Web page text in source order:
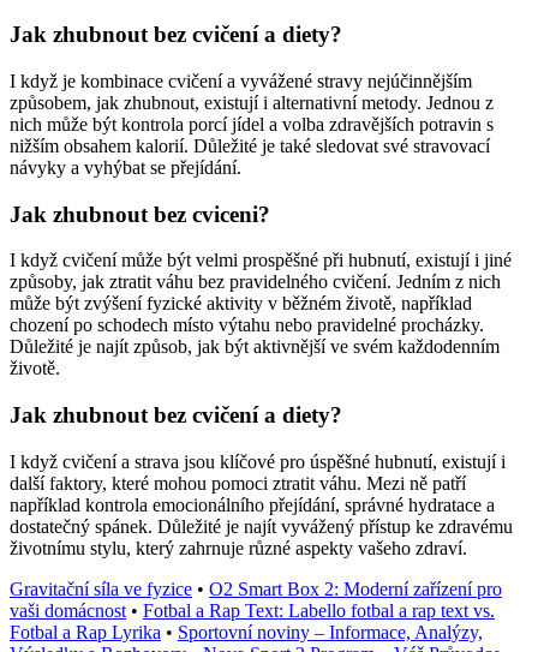
Jak zhubnout bez cvičení a diety?
I když je kombinace cvičení a vyvážené stravy nejúčinnějším
způsobem, jak zhubnout, existují i alternativní metody. Jednou z
nich může být kontrola porcí jídel a volba zdravějších potravin s
nižším obsahem kalorií. Důležité je také sledovat své stravovací
návyky a vyhýbat se přejídání.
Jak zhubnout bez cviceni?
I když cvičení může být velmi prospěšné při hubnutí, existují i jiné
způsoby, jak ztratit váhu bez pravidelného cvičení. Jedním z nich
může být zvýšení fyzické aktivity v běžném životě, například
chození po schodech místo výtahu nebo pravidelné procházky.
Důležité je najít způsob, jak být aktivnější ve svém každodenním
životě.
Jak zhubnout bez cvičení a diety?
I když cvičení a strava jsou klíčové pro úspěšné hubnutí, existují i
další faktory, které mohou pomoci ztratit váhu. Mezi ně patří
například kontrola emocionálního přejídání, správné hydratace a
dostatečný spánek. Důležité je najít vyvážený přístup ke zdravému
životnímu stylu, který zahrnuje různé aspekty vašeho zdraví.
Gravitační síla ve fyzice • O2 Smart Box 2: Moderní zařízení pro
vaši domácnost • Fotbal a Rap Text: Labello fotbal a rap text vs.
Fotbal a Rap Lyrika • Sportovní noviny – Informace, Analýzy,